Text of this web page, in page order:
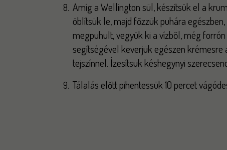
Amíg a Wellington sül, készítsük el a
öblítsük le, majd főzzük puhára
megpuhult, vegyük ki a vízből, még
segítségével keverjük egészen
tejszínnel. Ízesítsük késhegynyi
Tálalás előtt pihentessük 10 percet